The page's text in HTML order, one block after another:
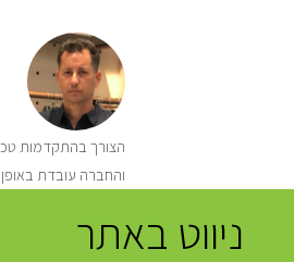
הצורך בהתקדמות
והחברה עובדת
ניווט באתר